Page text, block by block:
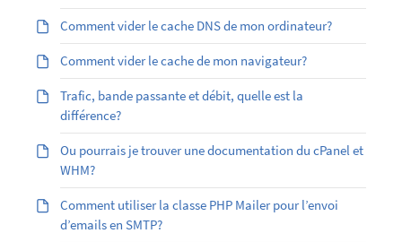
Comment vider le cache DNS de mon ordinateur?
Comment vider le cache de mon navigateur?
Trafic, bande passante et débit, quelle est la
différence?
Ou pourrais je trouver une documentation du cPanel et
WHM?
Comment utiliser la classe PHP Mailer pour l’envoi
d’emails en SMTP?